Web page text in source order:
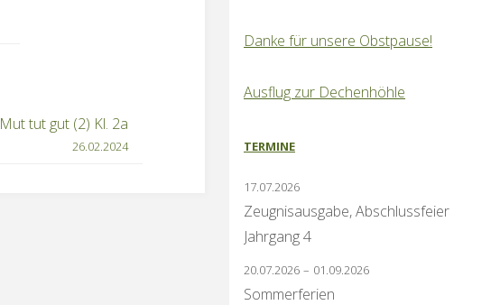
Mut tut gut (2) Kl. 2a
26.02.2024
Danke für unsere Obstpause!
Ausflug zur Dechenhöhle
TERMINE
17.07.2026
Zeugnisausgabe, Abschlussfeier
Jahrgang 4
20.07.2026 – 01.09.2026
Sommerferien